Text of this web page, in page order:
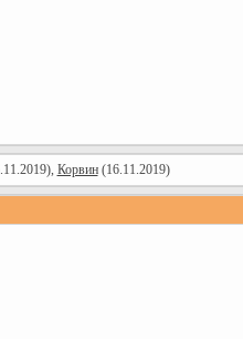
Корвин(16.11.2019)